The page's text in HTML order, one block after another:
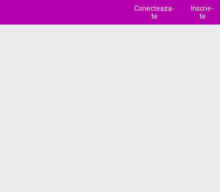
Conecteaza-
te
Inscrie-
te